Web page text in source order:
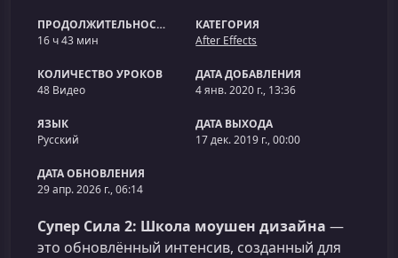
ПРОДОЛЖИТЕЛЬНОСТЬ
16 ч 43 мин
КАТЕГОРИЯ
After Effects
КОЛИЧЕСТВО УРОКОВ
48 Видео
ДАТА ДОБАВЛЕНИЯ
4 янв. 2020 г., 13:36
ЯЗЫК
Русский
ДАТА ВЫХОДА
17 дек. 2019 г., 00:00
ДАТА ОБНОВЛЕНИЯ
29 апр. 2026 г., 06:14
Супер Сила 2: Школа моушен дизайна —
это обновлённый интенсив, созданный для